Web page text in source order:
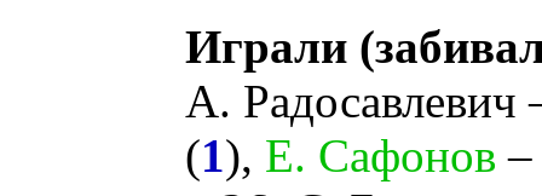
Играли
А. Радосавлевич
(1), Е. Сафонов –